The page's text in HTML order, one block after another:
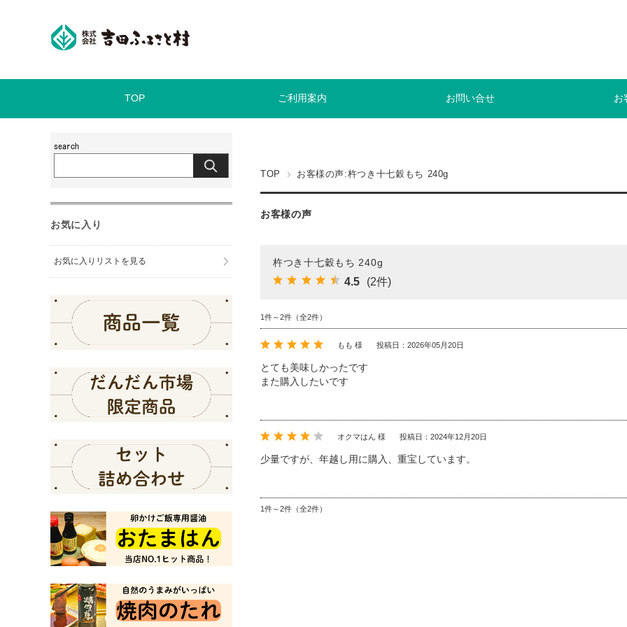
TOP ご利用案内 お問い合せ お
TOP お客様の声:杵つき十七穀もち 240g
お客様の声
杵つき十七穀もち 240g
4.5 (2件)
1件～2件（全2件）
もも 様 投稿日：2026年05月20日
とても美味しかったです
また購入したいです
オクマはん 様 投稿日：2024年12月20日
少量ですが、年越し用に購入、重宝しています。
1件～2件（全2件）
お気に入り
お気に入りリストを見る